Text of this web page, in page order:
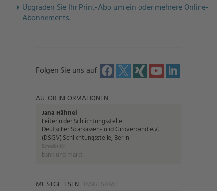
Upgraden Sie Ihr Print-Abo um ein oder mehrere Online-
Abonnements.
Folgen Sie uns auf
AUTOR INFORMATIONEN
Jana Hähnel
Leiterin der Schlichtungsstelle
Deutscher Sparkassen- und Giroverband e.V.
(DSGV) Schlichtungsstelle, Berlin
Schreibt für:
bank und markt
MEISTGELESEN INSGESAMT